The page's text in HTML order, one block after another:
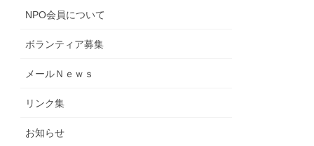
NPO会員について
ボランティア募集
メールＮｅｗｓ
リンク集
お知らせ